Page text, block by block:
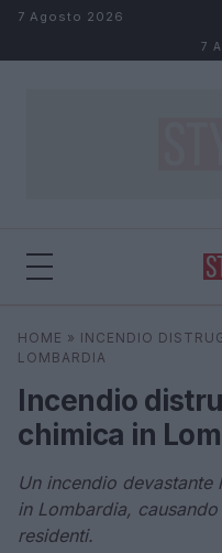
Salta al contenuto
7 Agosto 2026
7
Cerca
HOME » INCENDIO
LOMBARDIA
Incendio
chimica in
Un incendio
in Lombardia,
residenti.